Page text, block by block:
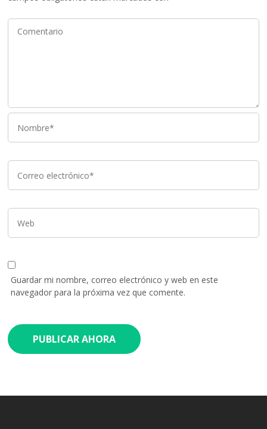
Guardar mi nombre, correo electrónico y web en este
navegador para la próxima vez que comente.